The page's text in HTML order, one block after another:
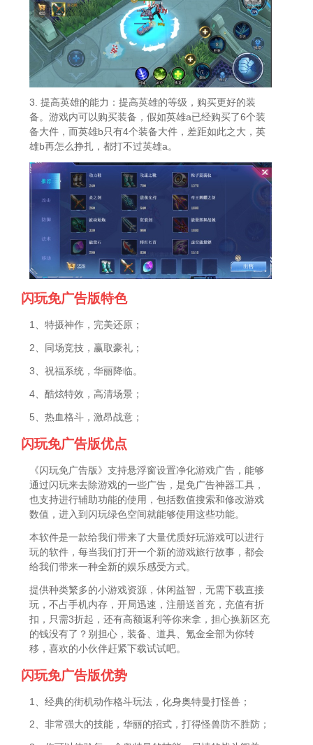
3. 提高英雄的能力：提高英雄的等级，购买更好的装
备。游戏内可以购买装备，假如英雄a已经购买了6个装
备大件，而英雄b只有4个装备大件，差距如此之大，英
雄b再怎么挣扎，都打不过英雄a。
闪玩免广告版特色
1、特摄神作，完美还原；
2、同场竞技，赢取豪礼；
3、祝福系统，华丽降临。
4、酷炫特效，高清场景；
5、热血格斗，激昂战意；
闪玩免广告版优点
《闪玩免广告版》支持悬浮窗设置净化游戏广告，能够
通过闪玩来去除游戏的一些广告，是免广告神器工具，
也支持进行辅助功能的使用，包括数值搜索和修改游戏
数值，进入到闪玩绿色空间就能够使用这些功能。
本软件是一款给我们带来了大量优质好玩游戏可以进行
玩的软件，每当我们打开一个新的游戏旅行故事，都会
给我们带来一种全新的娱乐感受方式。
提供种类繁多的小游戏资源，休闲益智，无需下载直接
玩，不占手机内存，开局迅速，注册送首充，充值有折
扣，只需3折起，还有高额返利等你来拿，担心换新区充
的钱没有了？别担心，装备、道具、氪金全部为你转
移，喜欢的小伙伴赶紧下载试试吧。
闪玩免广告版优势
1、经典的街机动作格斗玩法，化身奥特曼打怪兽；
2、非常强大的技能，华丽的招式，打得怪兽防不胜防；